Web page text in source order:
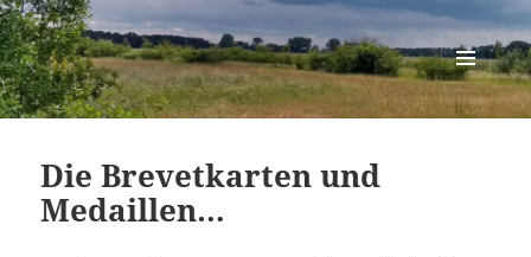
Berlin-Brandenburg Randonneure
MENÜ
UND
Die Brevetkarten und
Medaillen…